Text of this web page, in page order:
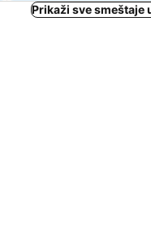
Prikaži sve smeštaje